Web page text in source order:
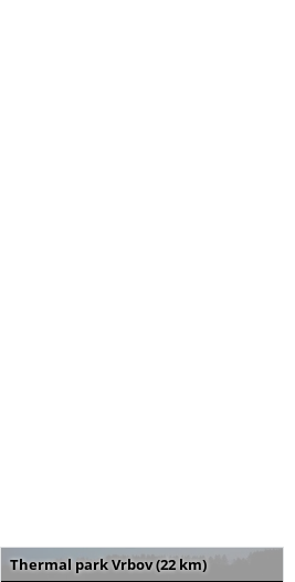
Thermal park Vrbov (22 km)